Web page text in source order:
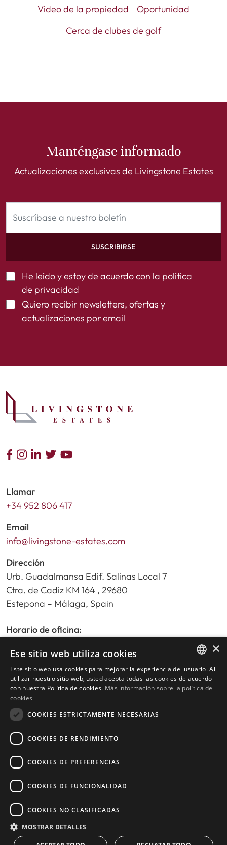
Video de la propiedad
Oportunidad
Cerca de clubes de golf
Manténgase informado
Actualizaciones exclusivas de Livingstone Estates
SUSCRIBIRSE
He leído y estoy de acuerdo con la política
de privacidad
Quiero recibir newsletters, ofertas y
actualizaciones por email
Llamar
+34 952 806 417
Email
info@livingstone-estates.com
Dirección
Urb. Guadalmansa Edif. Salinas Local 7
Ctra. de Cadiz KM 164 , 29680
Estepona – Málaga, Spain
Horario de oficina:
Sábados y festivos de 10:00am a 14:00pm
Inicio
Buscador de propiedades
Escribir reseña
Política de privacidad
© 2026
Construido por
ENGLISH
SPANISH
×
Ese sitio web utiliza cookies
Este sitio web usa cookies para mejorar la experiencia del usuario. Al
utilizar nuestro sitio web, usted acepta todas las cookies de acuerdo
con nuestra Política de cookies. Más información sobre la política de
cookies
COOKIES ESTRICTAMENTE NECESARIAS
COOKIES DE RENDIMIENTO
COOKIES DE PREFERENCIAS
COOKIES DE FUNCIONALIDAD
COOKIES NO CLASIFICADAS
MOSTRAR DETALLES